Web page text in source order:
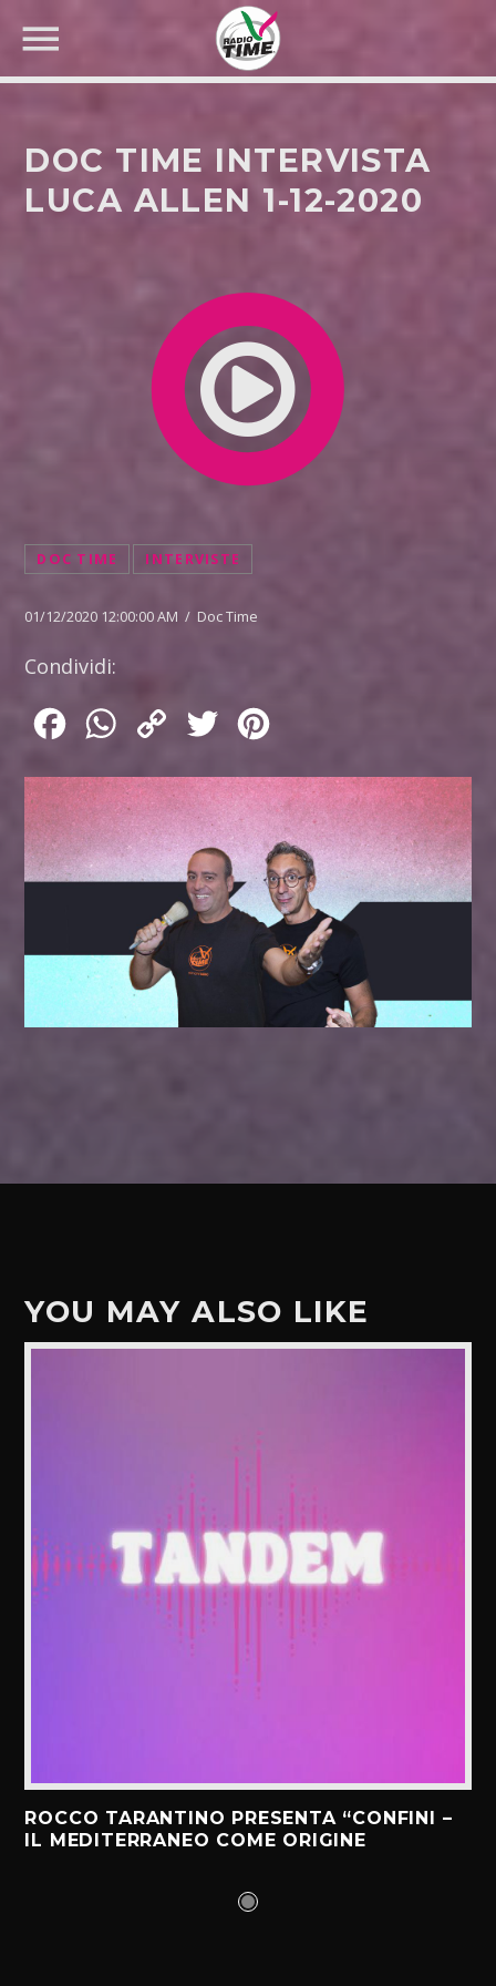
DOC TIME INTERVISTA
LUCA ALLEN 1-12-2020
DOC TIME INTERVISTE
01/12/2020 12:00:00 AM / Doc Time
Condividi:
FacebookWhatsApp
Copy
Twitter
YOU MAY ALSO LIKE
ROCCO TARANTINO PRESENTA “CONFINI –
IL MEDITERRANEO COME ORIGINE